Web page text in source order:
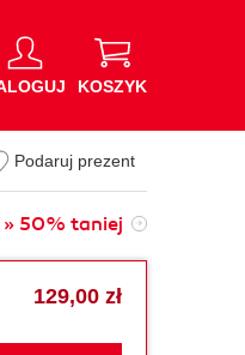
KOSZYK
Podaruj prezent
» 50% taniej
129,00 zł